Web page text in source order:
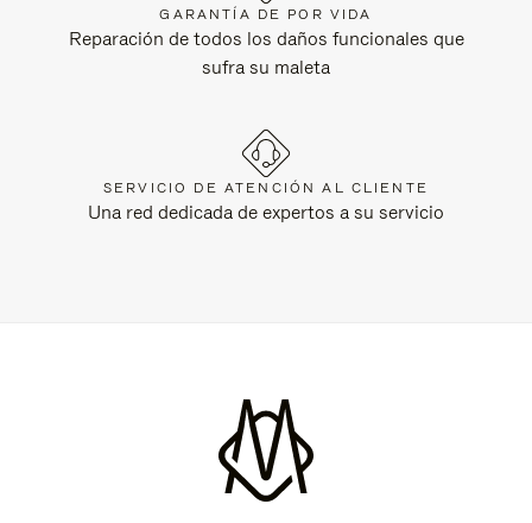
GARANTÍA DE POR VIDA
Reparación de todos los daños funcionales que
sufra su maleta
SERVICIO DE ATENCIÓN AL CLIENTE
Una red dedicada de expertos a su servicio